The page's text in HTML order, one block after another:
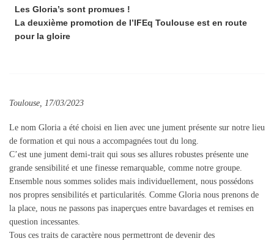
Les Gloria’s sont promues !
La deuxième promotion de l’IFEq Toulouse est en route
pour la gloire
Toulouse, 17/03/2023
Le nom Gloria a été choisi en lien avec une jument présente sur notre lieu
de formation et qui nous a accompagnées tout du long.
C’est une jument demi-trait qui sous ses allures robustes présente une
grande sensibilité et une finesse remarquable, comme notre groupe.
Ensemble nous sommes solides mais individuellement, nous possédons
nos propres sensibilités et particularités. Comme Gloria nous prenons de
la place, nous ne passons pas inaperçues entre bavardages et remises en
question incessantes.
Tous ces traits de caractère nous permettront de devenir des